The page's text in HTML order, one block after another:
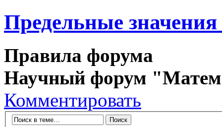
Предельные
Правила форума
Научный форум
Комментировать